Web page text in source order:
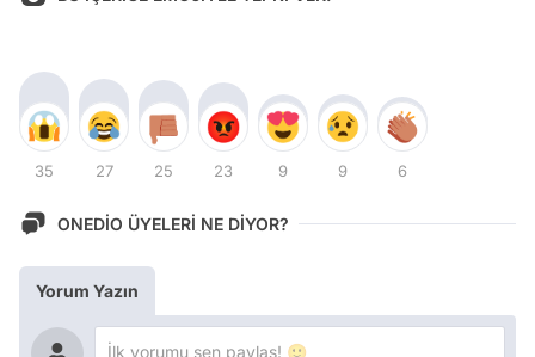
35 27 25 23 9 9 6
ONEDİO ÜYELERİ NE DİYOR?
Yorum Yazın